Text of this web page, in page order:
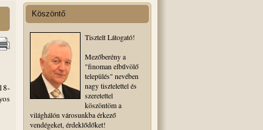
Köszöntő
Tisztelt Látogató!
Mezőberény a
"finoman elbűvölő
település" nevében
nagy tisztelettel és
szeretettel
köszöntöm a
világhálón városunkba érkező
vendégeket, érdeklődőket!